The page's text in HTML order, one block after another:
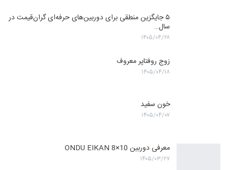
۵ جایگزین منطقی برای دوربین‌های حرفه‌ای گران‌قیمت در
سال…
۱۴۰۵/۰۴/۲۸
زوج روفتاپر معروف
۱۴۰۵/۰۴/۱۸
خون سفید
۱۴۰۵/۰۴/۰۷
معرفی دوربین ONDU EIKAN 8×10
۱۴۰۵/۰۳/۲۷